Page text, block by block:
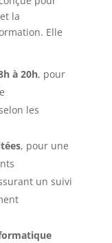
la
Elle
à 20h, pour
les
, pour une
un suivi